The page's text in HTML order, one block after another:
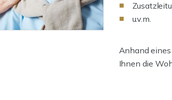
u.v.m.
Anhand
Ihnen die